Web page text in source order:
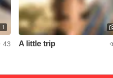
1
43 A little trip